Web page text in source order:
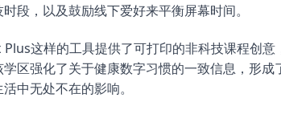
段，以及鼓励线下爱好来平衡屏幕时间。
这样的工具提供了可打印的非科技课程创意
区强化了关于健康数字习惯的一致信息，形成
中无处不在的影响。